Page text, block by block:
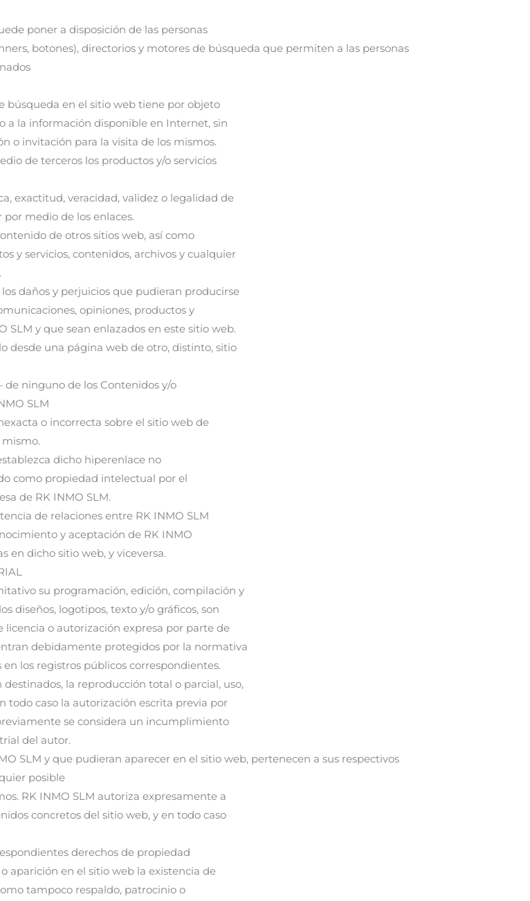
poner a disposición de las personas
botones), directorios y motores de búsqueda que permiten a las personas
búsqueda en el sitio web tiene por objeto
a la información disponible en Internet, sin
o invitación para la visita de los mismos.
de terceros los productos y/o servicios
exactitud, veracidad, validez o legalidad de
medio de los enlaces.
de otros sitios web, así como
y servicios, contenidos, archivos y cualquier
daños y perjuicios que pudieran producirse
opiniones, productos y
SLM y que sean enlazados en este sitio web.
desde una página web de otro, distinto, sitio
ninguno de los Contenidos y/o
SLM
o incorrecta sobre el sitio web de
mismo.
dicho hiperenlace no
como propiedad intelectual por el
de RK INMO SLM.
de relaciones entre RK INMO SLM
y aceptación de RK INMO
en dicho sitio web, y viceversa.
su programación, edición, compilación y
diseños, logotipos, texto y/o gráficos, son
licencia o autorización expresa por parte de
debidamente protegidos por la normativa
los registros públicos correspondientes.
la reproducción total o parcial, uso,
todo caso la autorización escrita previa por
se considera un incumplimiento
del autor.
SLM y que pudieran aparecer en el sitio web, pertenecen a sus respectivos
posible
RK INMO SLM autoriza expresamente a
concretos del sitio web, y en todo caso
derechos de propiedad
aparición en el sitio web la existencia de
tampoco respaldo, patrocinio o